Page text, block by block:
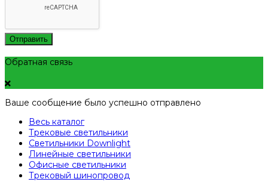
Отправить
Обратная связь
Ваше сообщение было успешно отправлено
Весь каталог
Трековые светильники
Светильники Downlight
Линейные светильники
Офисные светильники
Трековый шинопровод